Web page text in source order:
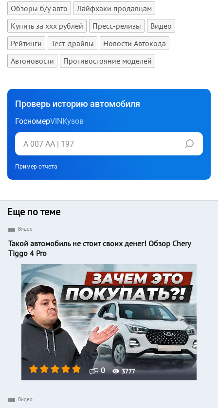
Обзоры б/у авто
Лайфхаки продавцам
Купить за xxx рублей
Пресс-релизы
Видео
Рейтинги
Тест-драйвы
Новости Автокода
Автоновости
Противостояние моделей
Проверь историю автомобиля
ГосномерVINКузов
Пример отчета
Еще по теме
0 3777
Видео
Такой автомобиль не стоит своих денег! Обзор Chery
Tiggo 4 Pro
Видео